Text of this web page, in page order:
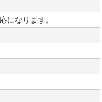
になります。